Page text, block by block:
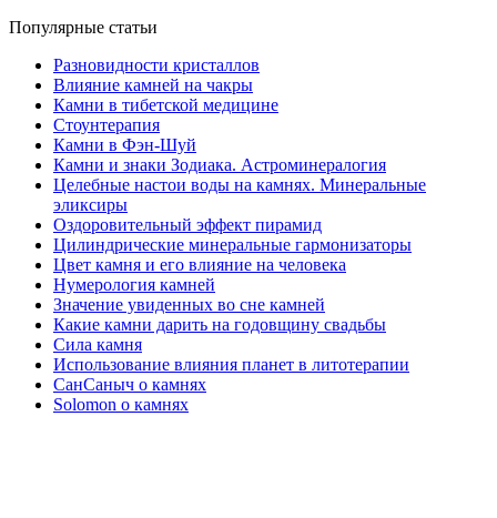
Популярные статьи
Разновидности кристаллов
Влияние камней на чакры
Камни в тибетской медицине
Стоунтерапия
Камни в Фэн-Шуй
Камни и знаки Зодиака. Астроминералогия
Целебные настои воды на камнях. Минеральные
эликсиры
Оздоровительный эффект пирамид
Цилиндрические минеральные гармонизаторы
Цвет камня и его влияние на человека
Нумерология камней
Значение увиденных во сне камней
Какие камни дарить на годовщину свадьбы
Cила камня
Использование влияния планет в литотерапии
СанСаныч о камнях
Solomon о камнях